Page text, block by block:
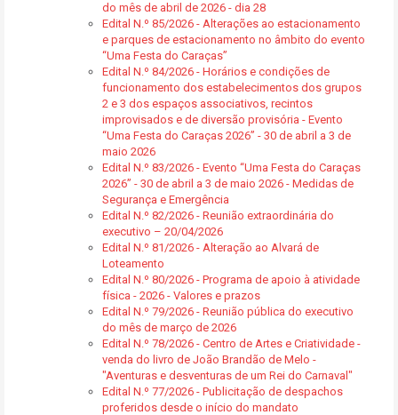
do mês de abril de 2026 - dia 28
Edital N.º 85/2026 - Alterações ao estacionamento
e parques de estacionamento no âmbito do evento
“Uma Festa do Caraças”
Edital N.º 84/2026 - Horários e condições de
funcionamento dos estabelecimentos dos grupos
2 e 3 dos espaços associativos, recintos
improvisados e de diversão provisória - Evento
“Uma Festa do Caraças 2026” - 30 de abril a 3 de
maio 2026
Edital N.º 83/2026 - Evento “Uma Festa do Caraças
2026” - 30 de abril a 3 de maio 2026 - Medidas de
Segurança e Emergência
Edital N.º 82/2026 - Reunião extraordinária do
executivo – 20/04/2026
Edital N.º 81/2026 - Alteração ao Alvará de
Loteamento
Edital N.º 80/2026 - Programa de apoio à atividade
física - 2026 - Valores e prazos
Edital N.º 79/2026 - Reunião pública do executivo
do mês de março de 2026
Edital N.º 78/2026 - Centro de Artes e Criatividade -
venda do livro de João Brandão de Melo -
"Aventuras e desventuras de um Rei do Carnaval"
Edital N.º 77/2026 - Publicitação de despachos
proferidos desde o início do mandato